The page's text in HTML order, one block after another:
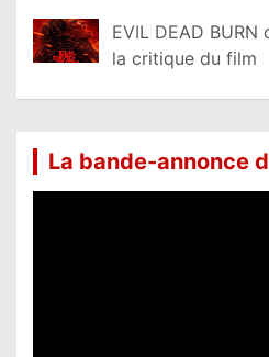
EVIL DEAD
la critique du film
La bande-annonce